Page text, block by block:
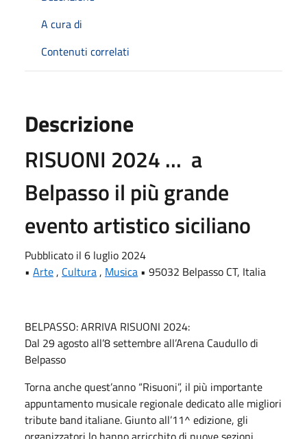
A cura di
Contenuti correlati
Descrizione
RISUONI 2024 ... a
Belpasso il più grande
evento artistico siciliano
Pubblicato il 6 luglio 2024
• Arte , Cultura , Musica • 95032 Belpasso CT, Italia
BELPASSO: ARRIVA RISUONI 2024:
Dal 29 agosto all’8 settembre all’Arena Caudullo di
Belpasso
Torna anche quest’anno “Risuoni”, il più importante
appuntamento musicale regionale dedicato alle migliori
tribute band italiane. Giunto all’11^ edizione, gli